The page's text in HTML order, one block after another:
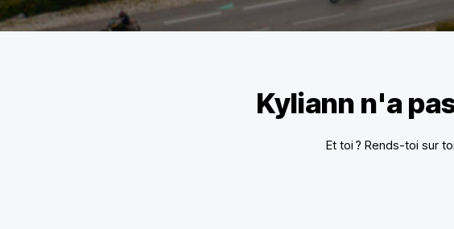
Kyliann n'a
Et toi ? Rends-toi sur